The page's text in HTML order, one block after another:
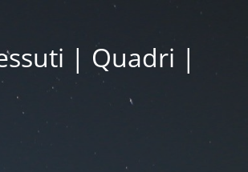
| Quadri |